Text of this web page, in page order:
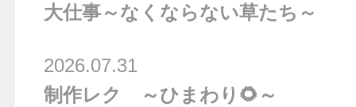
大仕事～なくならない草たち～
制作レク ～ひまわり🌻～
2026.07.31